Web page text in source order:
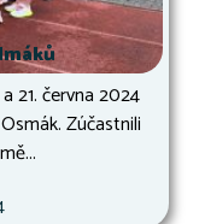
21. června 2024
Zúčastnili